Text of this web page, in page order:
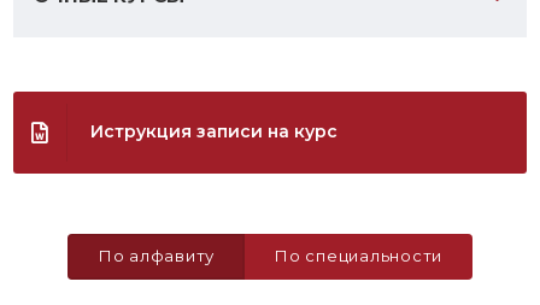
Иструкция записи на курс
По алфавиту По специальности